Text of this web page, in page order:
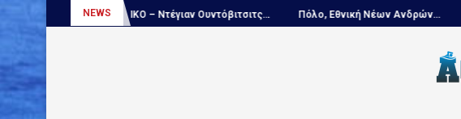
NEWS
ΑΠΟΚΛΕΙΣΤΙΚΟ – Ντέγιαν Ουντόβιτσιτς... Πόλο, Εθνική Νέων Ανδρών...